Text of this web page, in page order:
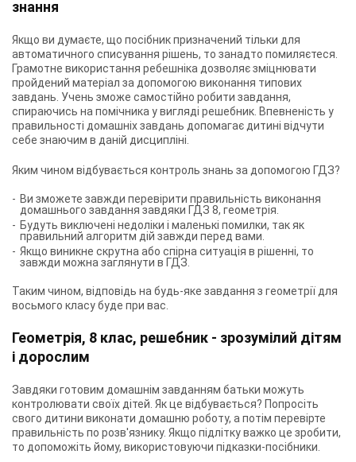
знання
Якщо ви думаєте, що посібник призначений тільки для
автоматичного списування рішень, то занадто помиляєтеся.
Грамотне використання ребешніка дозволяє зміцнювати
пройдений матеріал за допомогою виконання типових
завдань. Учень зможе самостійно робити завдання,
спираючись на помічника у вигляді решебник. Впевненість у
правильності домашніх завдань допомагає дитині відчути
себе знаючим в даній дисципліні.
Яким чином відбувається контроль знань за допомогою ГДЗ?
Ви зможете завжди перевірити правильність виконання
домашнього завдання завдяки ГДЗ 8, геометрія.
Будуть виключені недоліки і маленькі помилки, так як
правильний алгоритм дій завжди перед вами.
Якщо виникне скрутна або спірна ситуація в рішенні, то
завжди можна заглянути в ГДЗ.
Таким чином, відповідь на будь-яке завдання з геометрії для
восьмого класу буде при вас.
Геометрія, 8 клас, решебник - зрозумілий дітям
і дорослим
Завдяки готовим домашнім завданням батьки можуть
контролювати своїх дітей. Як це відбувається? Попросіть
свого дитини виконати домашню роботу, а потім перевірте
правильність по розв'язнику. Якщо підлітку важко це зробити,
то допоможіть йому, використовуючи підказки-посібники.